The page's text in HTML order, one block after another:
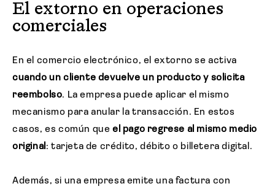
El extorno en operaciones
comerciales
En el comercio electrónico, el extorno se activa
cuando un cliente devuelve un producto y solicita
reembolso. La empresa puede aplicar el mismo
mecanismo para anular la transacción. En estos
casos, es común queel pago regrese al mismo medio
original : tarjeta de crédito, débito o billetera digital.
Además, si una empresa emite una factura con